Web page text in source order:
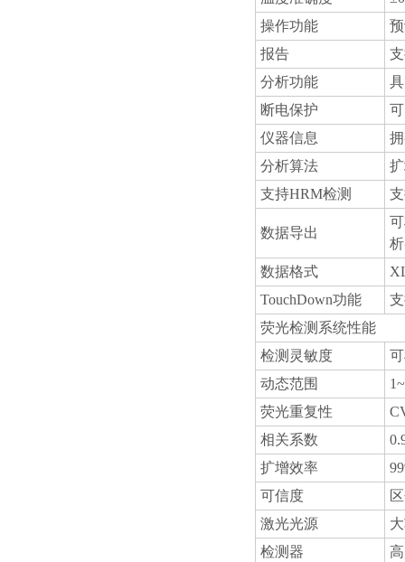
操作功能
报告
分析功能
断电保护
仪器信息
分析算法
支持HRM检测
数据导出
数据格式
TouchDown功能
荧光检测系统性能
检测灵敏度
动态范围
荧光重复性
相关系数
扩增效率
可信度
激光光源
检测器